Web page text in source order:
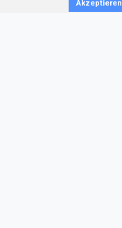
Akzeptieren